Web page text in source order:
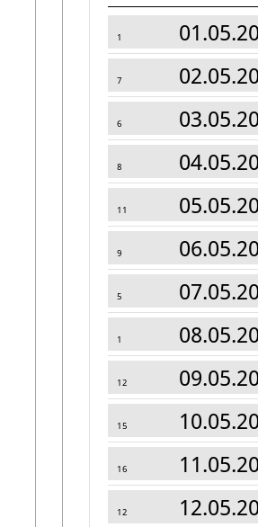
1
7
6
8
11
9
5
1
12
15
16
12